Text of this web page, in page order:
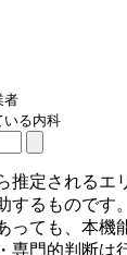
者
いる内科
定されるエ
するものです。
っても、本機
専門的判断は